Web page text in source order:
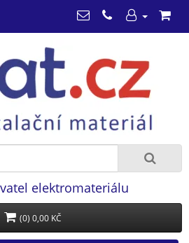
elektromateriálu
(0) 0,00 KČ